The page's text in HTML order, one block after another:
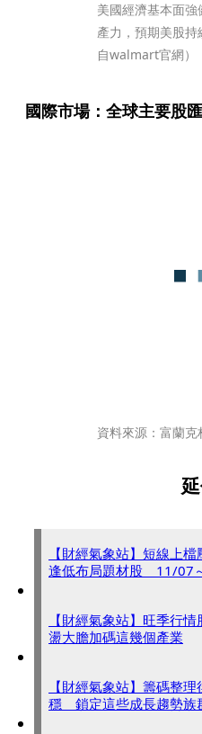
美國經濟基本面
產力，預期美股
自walmart官網）
國際市場：全球主要股
資料來源：富蘭克
【財經氣象站】短線上
逢低布局題材股 11/07
【財經氣象站】旺季行
盪大膽加碼這幾個產業
【財經氣象站】籌碼整
穩 鎖定這些成長趨勢族